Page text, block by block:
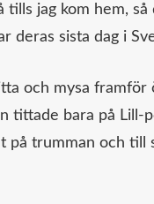
jag kom hem,
deras sista dag i
och mysa framför
tittade bara på Lill-
trumman och till